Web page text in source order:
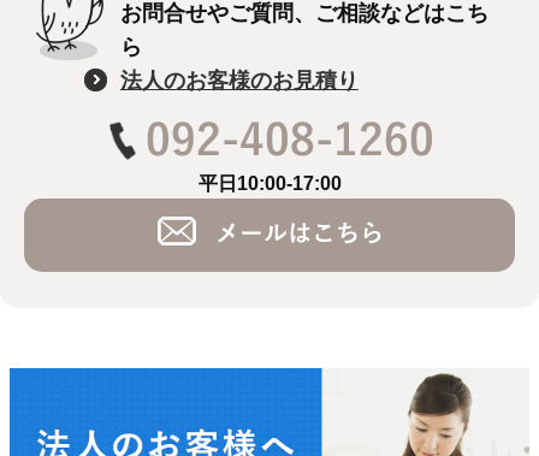
お問合せやご質問、ご相談などはこち
ら
法人のお客様のお見積り
平日10:00-17:00